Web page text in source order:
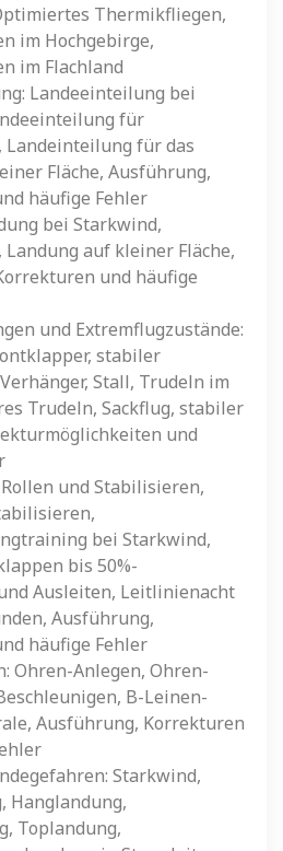
Thermikfliegen,
im Hochgebirge,
im Flachland
Landeeinteilung bei
für
Landeinteilung für das
Fläche, Ausführung,
häufige Fehler
bei Starkwind,
Landung auf kleiner Fläche,
und häufige
und Extremflugzustände:
stabiler
Stall, Trudeln im
Trudeln, Sackflug, stabiler
und
und Stabilisieren,
bei Starkwind,
bis 50%-
Ausleiten, Leitlinienacht
Ausführung,
häufige Fehler
Ohren-Anlegen, Ohren-
B-Leinen-
Ausführung, Korrekturen
Starkwind,
Hanglandung,
Toplandung,